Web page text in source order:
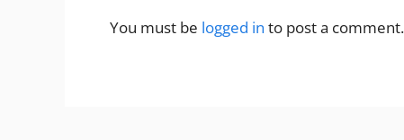
You must be logged in to post a comment.